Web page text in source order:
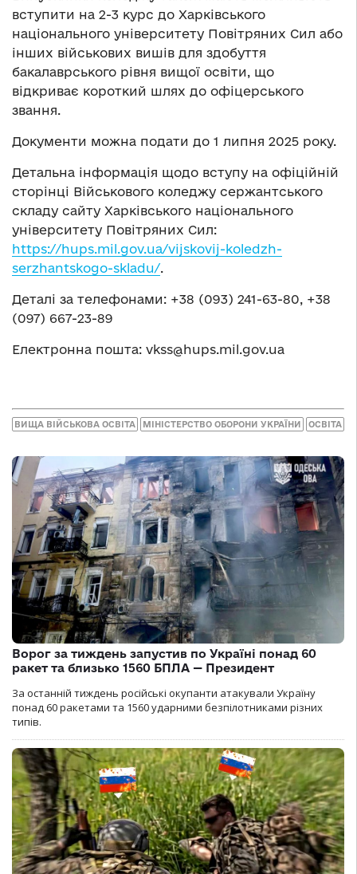
вступити на 2-3 курс до Харківського
національного університету Повітряних Сил або
інших військових вишів для здобуття
бакалаврського рівня вищої освіти, що
відкриває короткий шлях до офіцерського
звання.
Документи можна подати до 1 липня 2025 року.
Детальна інформація щодо вступу на офіційній
сторінці Військового коледжу сержантського
складу сайту Харківського національного
університету Повітряних Сил:
https://hups.mil.gov.ua/vijskovij-koledzh-
serzhantskogo-skladu/
Деталі за телефонами: +38 (093) 241-63-80, +38
(097) 667-23-89
Електронна пошта: vkss@hups.mil.gov.ua
ВИЩА ВІЙСЬКОВА ОСВІТА МІНІСТЕРСТВО ОБОРОНИ УКРАЇНИ ОСВІТА
Ворог за тиждень запустив по Україні понад 60
ракет та близько 1560 БПЛА — Президент
За останній тиждень російські окупанти атакували Україну
понад 60 ракетами та 1560 ударними безпілотниками різних
типів.